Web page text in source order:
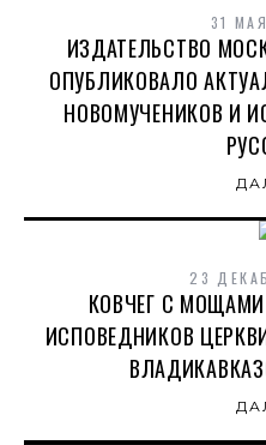
31
ИЗДАТЕЛЬСТВО
ОПУБЛИКОВАЛО
НОВОМУЧЕНИКОВ И
23
КОВЧЕГ С
ИСПОВЕДНИКОВ